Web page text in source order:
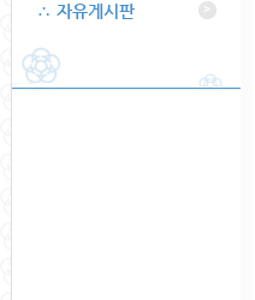
∴ 자유게시판 >